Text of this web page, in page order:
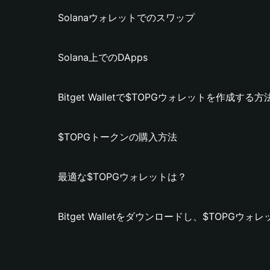
Solanaウォレットでのスワップ
Solana上でのDApps
Bitget Walletで$TOPGウォレットを作成する方
$TOPGトークンの購入方法
最適な$TOPGウォレットは？
Bitget Walletをダウンロードし、$TOPGウォレ